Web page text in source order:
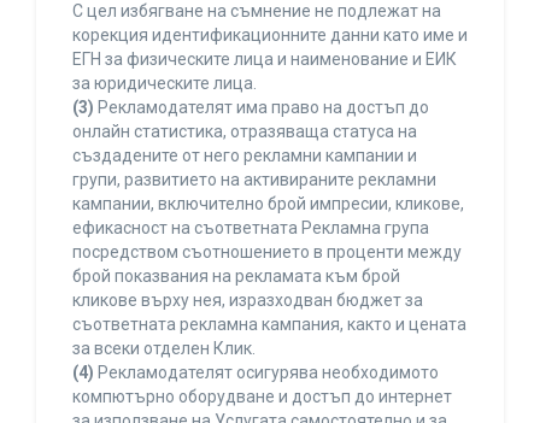
С цел избягване на съмнение не подлежат на
корекция идентификационните данни като име и
ЕГН за физическите лица и наименование и ЕИК
за юридическите лица.
(3) Рекламодателят има право на достъп до
онлайн статистика, отразяваща статуса на
създадените от него рекламни кампании и
групи, развитието на активираните рекламни
кампании, включително брой импресии, кликове,
ефикасност на съответната Рекламна група
посредством съотношението в проценти между
брой показвания на рекламата към брой
кликове върху нея, изразходван бюджет за
съответната рекламна кампания, както и цената
за всеки отделен Клик.
(4) Рекламодателят осигурява необходимото
компютърно оборудване и достъп до интернет